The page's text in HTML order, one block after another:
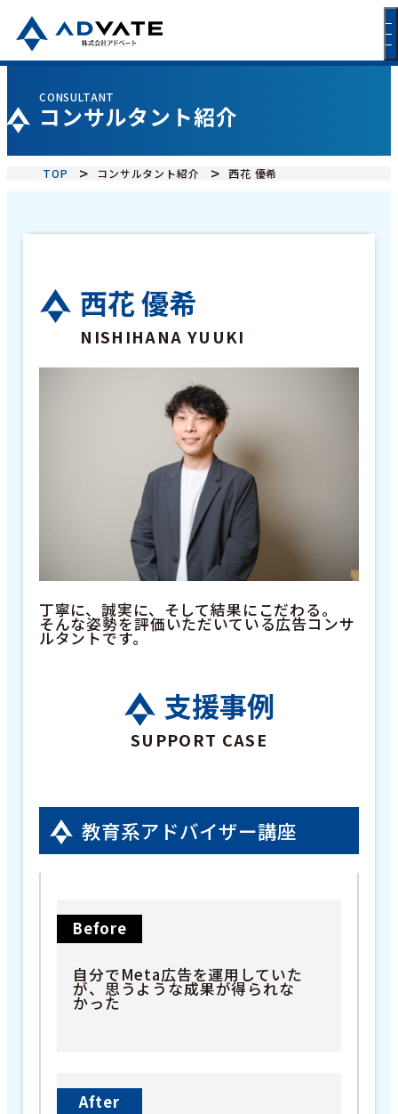
CONSULTANT
コンサルタント紹介
TOP コンサルタント紹介 西花 優希
西花 優希
NISHIHANA YUUKI
丁寧に、誠実に、そして結果にこだわる。
そんな姿勢を評価いただいている広告コンサ
ルタントです。
支援事例
SUPPORT CASE
教育系アドバイザー講座
Before
自分でMeta広告を運用していた
が、思うような成果が得られな
かった
After